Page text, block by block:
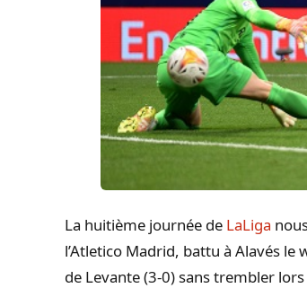
La huitième journée de LaLiga
l’Atletico Madrid, battu à Alavés le
de Levante (3-0) sans trembler